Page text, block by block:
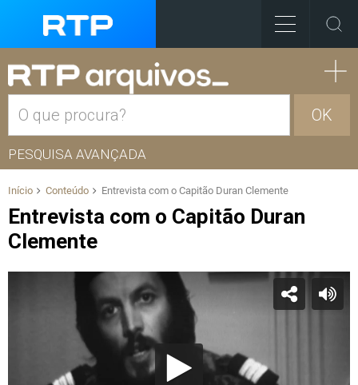
OK
PESQUISA AVANÇADA
Início Conteúdo Entrevista com o Capitão Duran Clemente
Entrevista com o Capitão Duran
Clemente